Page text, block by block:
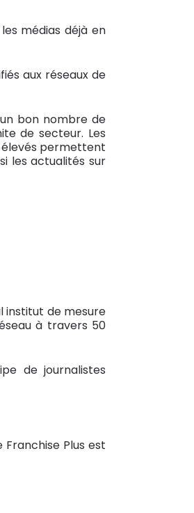
médias déjà en
aux réseaux de
bon nombre de
de secteur. Les
élevés permettent
les actualités sur
institut de mesure
à travers 50
de journalistes
Plus est